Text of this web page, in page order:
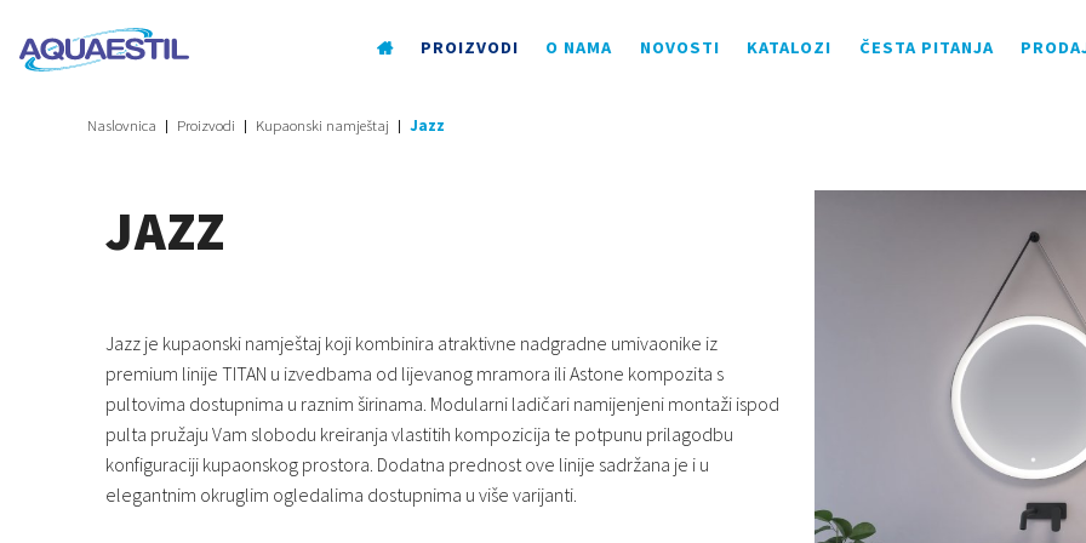
PROIZVODI O NAMA NOVOSTI KATALOZI ČESTA PITANJA
Naslovnica Proizvodi Kupaonski namještaj Jazz
JAZZ
Jazz je kupaonski namještaj koji kombinira atraktivne nadgradne umivaonike iz
premium linije TITAN u izvedbama od lijevanog mramora ili Astone kompozita s
pultovima dostupnima u raznim širinama. Modularni ladičari namijenjeni montaži ispod
pulta pružaju Vam slobodu kreiranja vlastitih kompozicija te potpunu prilagodbu
konfiguraciji kupaonskog prostora. Dodatna prednost ove linije sadržana je i u
elegantnim okruglim ogledalima dostupnima u više varijanti.